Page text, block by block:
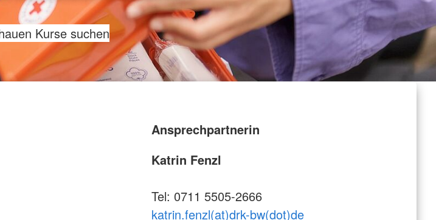
Kurse suchen
Ansprechpartnerin
Katrin Fenzl
Tel: 0711 5505-2666
katrin.fenzl(at)drk-bw(dot)de